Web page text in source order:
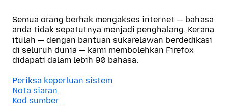
Semua orang berhak mengakses internet — bahasa
anda tidak sepatutnya menjadi penghalang. Kerana
itulah — dengan bantuan sukarelawan berdedikasi
di seluruh dunia — kami membolehkan Firefox
didapati dalam lebih 90 bahasa.
Periksa keperluan sistem
Nota siaran
Kod sumber